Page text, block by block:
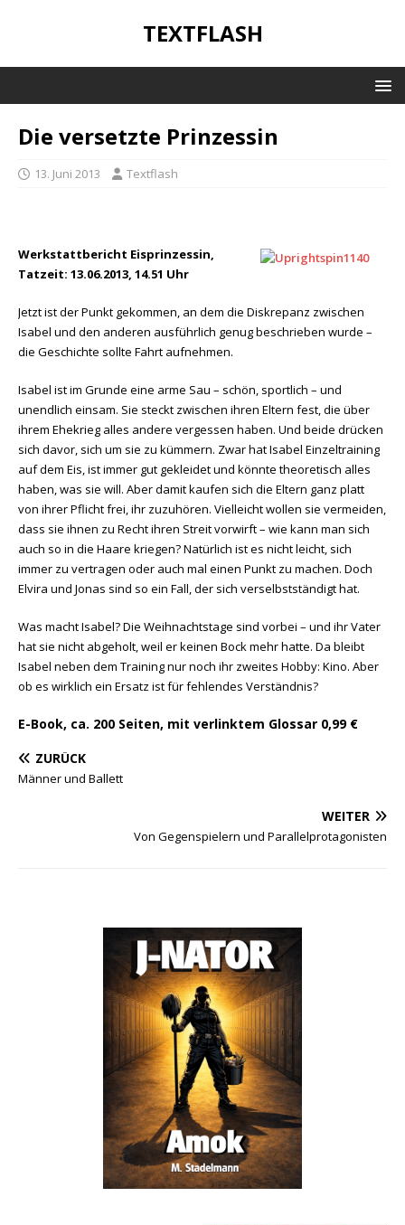
TEXTFLASH
Die versetzte Prinzessin
13. Juni 2013 Textflash
Werkstattbericht Eisprinzessin,
Tatzeit: 13.06.2013, 14.51 Uhr
Jetzt ist der Punkt gekommen, an dem die Diskrepanz zwischen
Isabel und den anderen ausführlich genug beschrieben wurde –
die Geschichte sollte Fahrt aufnehmen.
Isabel ist im Grunde eine arme Sau – schön, sportlich – und
unendlich einsam. Sie steckt zwischen ihren Eltern fest, die über
ihrem Ehekrieg alles andere vergessen haben. Und beide drücken
sich davor, sich um sie zu kümmern. Zwar hat Isabel Einzeltraining
auf dem Eis, ist immer gut gekleidet und könnte theoretisch alles
haben, was sie will. Aber damit kaufen sich die Eltern ganz platt
von ihrer Pflicht frei, ihr zuzuhören. Vielleicht wollen sie vermeiden,
dass sie ihnen zu Recht ihren Streit vorwirft – wie kann man sich
auch so in die Haare kriegen? Natürlich ist es nicht leicht, sich
immer zu vertragen oder auch mal einen Punkt zu machen. Doch
Elvira und Jonas sind so ein Fall, der sich verselbstständigt hat.
Was macht Isabel? Die Weihnachtstage sind vorbei – und ihr Vater
hat sie nicht abgeholt, weil er keinen Bock mehr hatte. Da bleibt
Isabel neben dem Training nur noch ihr zweites Hobby: Kino. Aber
ob es wirklich ein Ersatz ist für fehlendes Verständnis?
E-Book, ca. 200 Seiten, mit verlinktem Glossar 0,99 €
ZURÜCK
Männer und Ballett
WEITER
Von Gegenspielern und Parallelprotagonisten